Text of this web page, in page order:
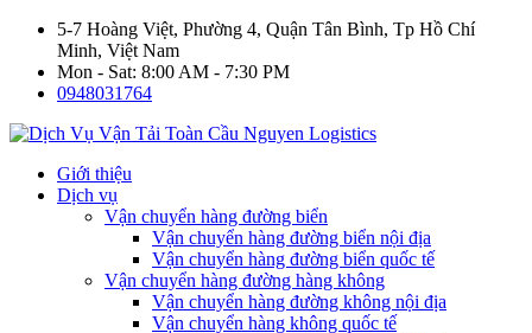
5-7 Hoàng Việt, Phường 4, Quận Tân Bình, Tp Hồ Chí
Minh, Việt Nam
Mon - Sat: 8:00 AM - 7:30 PM
0948031764
Giới thiệu
Dịch vụ
Vận chuyển hàng đường biển
Vận chuyển hàng đường biển nội địa
Vận chuyển hàng đường biển quốc tế
Vận chuyển hàng đường hàng không
Vận chuyển hàng đường không nội địa
Vận chuyển hàng không quốc tế